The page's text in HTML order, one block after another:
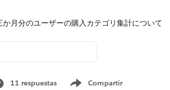
11 respuestas Compartir